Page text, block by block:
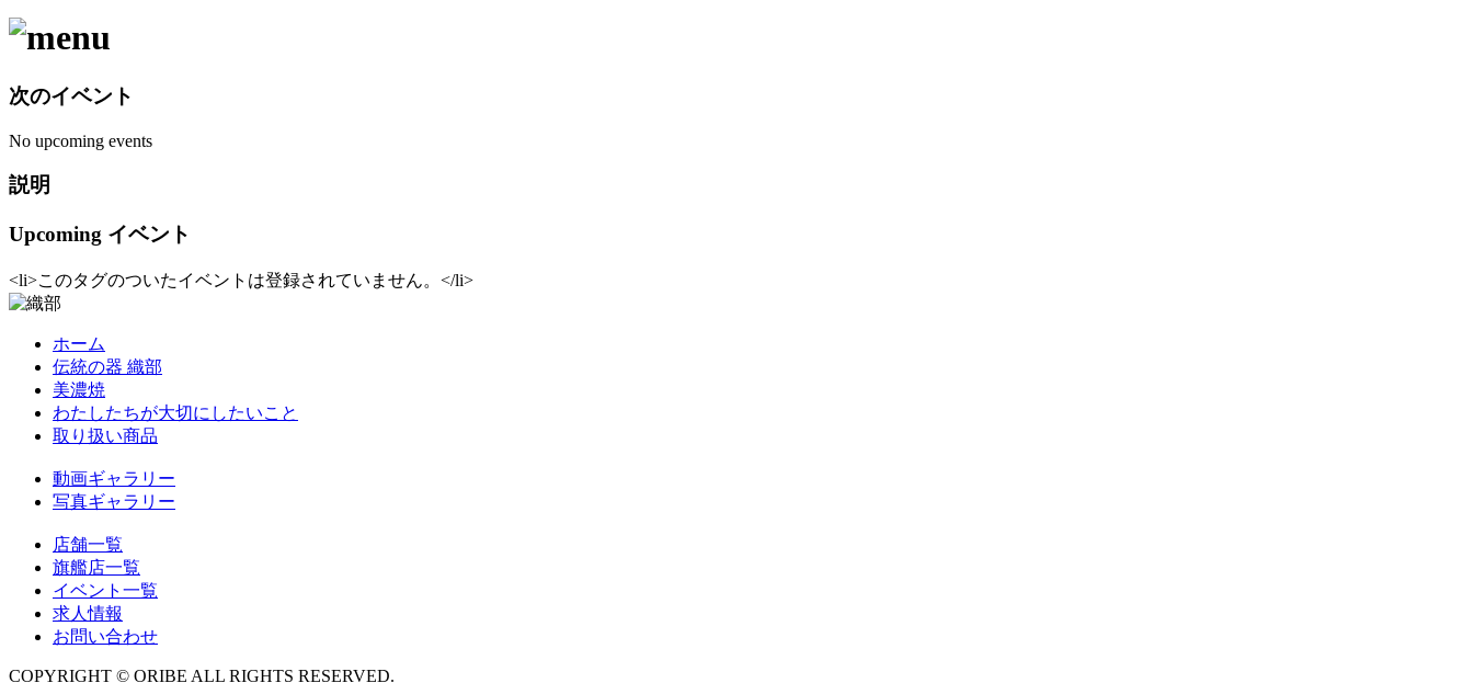
次のイベント
No upcoming events
説明
Upcoming イベント
<li>このタグのついたイベントは登録されていません。</li>
ホーム
伝統の器 織部
美濃焼
わたしたちが大切にしたいこと
取り扱い商品
動画ギャラリー
写真ギャラリー
店舗一覧
旗艦店一覧
イベント一覧
求人情報
お問い合わせ
COPYRIGHT © ORIBE ALL RIGHTS RESERVED.